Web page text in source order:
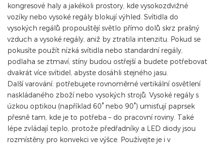
kongresové haly a jakékoli prostory, kde vysokozdvižné
vozíky nebo vysoké regály blokují výhled. Svítidla do
vysokých regálů propouštějí světlo přímo dolů skrz prašný
vzduch a vysoké regály, aniž by ztratila intenzitu. Pokud se
pokusíte použít nízká svítidla nebo standardní regály,
podlaha se ztmaví, stíny budou ostřejší a budete potřebovat
dvakrát více svítidel, abyste dosáhli stejného jasu.
Další varování: potřebujete rovnoměrné vertikální osvětlení
naskládaného zboží nebo vysokých strojů. Vysoké regály s
úzkou optikou (například 60° nebo 90°) umisťují paprsek
přesně tam, kde je to potřeba – do pracovní roviny. Také
lépe zvládají teplo, protože předřadníky a LED diody jsou
rozmístěny pro konvekci ve výšce. Používejte je i v